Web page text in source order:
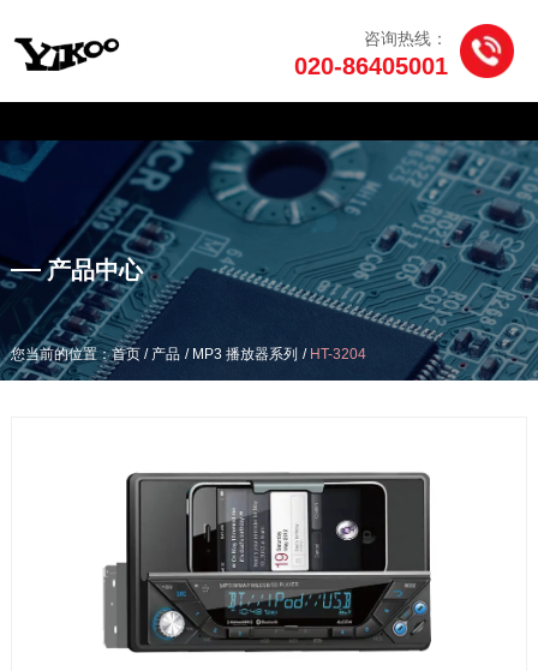
您当前的位置：首页/产品 / MP3 播放器系列 / HT-3204
咨询热线：
020-86405001
产品中心
您当前的位置：首页 / 产品 / MP3 播放器系列 / HT-3204